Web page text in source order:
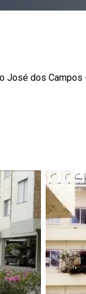
José dos Campos